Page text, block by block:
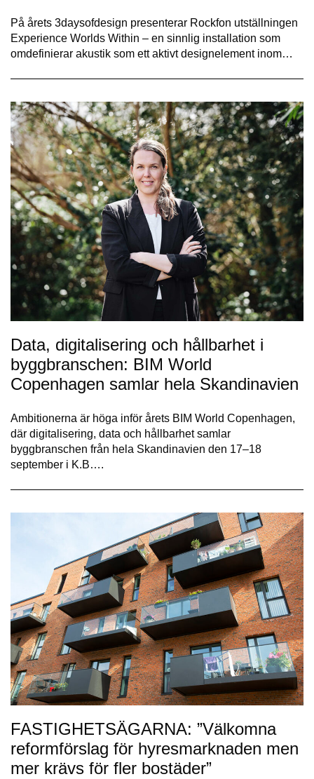
På årets 3daysofdesign presenterar Rockfon utställningen
Experience Worlds Within – en sinnlig installation som
omdefinierar akustik som ett aktivt designelement inom…
Data, digitalisering och hållbarhet i
byggbranschen: BIM World
Copenhagen samlar hela Skandinavien
Ambitionerna är höga inför årets BIM World Copenhagen,
där digitalisering, data och hållbarhet samlar
byggbranschen från hela Skandinavien den 17–18
september i K.B….
FASTIGHETSÄGARNA: ”Välkomna
reformförslag för hyresmarknaden men
mer krävs för fler bostäder”